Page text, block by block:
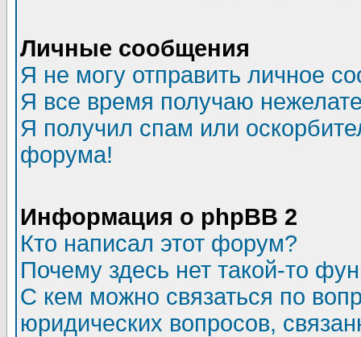
Личные сообщения
Я не могу отправить личное
Я все время получаю
Я получил спам или
форума!
Информация о phpBB 2
Кто написал этот форум?
Почему здесь нет такой-то
С кем можно связаться по
юридических вопросов,